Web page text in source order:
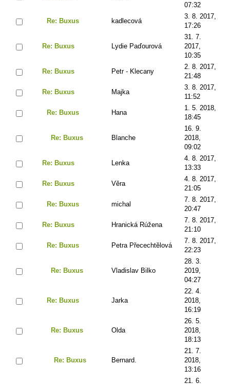
07:32
Re: Buxus kadlecová
3. 8. 2017,
17:26
Re: Buxus Lydie Paďourová
31. 7.
2017,
10:35
Re: Buxus Petr - Klecany
2. 8. 2017,
21:48
Re: Buxus Majka
3. 8. 2017,
11:52
Re: Buxus Hana
1. 5. 2018,
18:45
Re: Buxus Blanche
16. 9.
2018,
09:02
Re: Buxus Lenka
4. 8. 2017,
13:33
Re: Buxus Věra
4. 8. 2017,
21:05
Re: Buxus michal
7. 8. 2017,
20:47
Re: Buxus Hranická Rúžena
7. 8. 2017,
21:10
Re: Buxus Petra Přecechtělová
7. 8. 2017,
22:23
Re: Buxus Vladislav Bilko
28. 3.
2019,
04:27
Re: Buxus Jarka
22. 4.
2018,
16:19
Re: Buxus Olda
26. 5.
2018,
18:13
Re: Buxus Bernard.
21. 7.
2018,
13:16
21. 6.